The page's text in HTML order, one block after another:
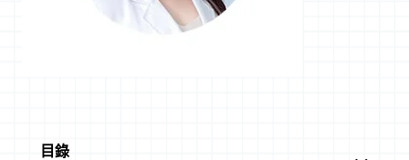
目錄